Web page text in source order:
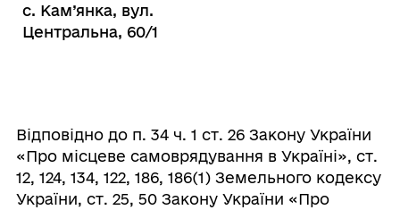
с. Кам’янка, вул.
Центральна, 60/1
Відповідно до п. 34 ч. 1 ст. 26 Закону України
«Про місцеве самоврядування в Україні», ст.
12, 124, 134, 122, 186, 186(1) Земельного кодексу
України, ст. 25, 50 Закону України «Про